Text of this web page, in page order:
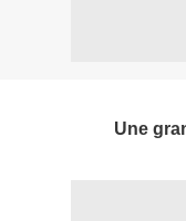
Une